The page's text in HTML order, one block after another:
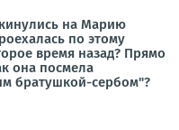
на Марию
по этому
время назад? Прямо
она посмела
братушкой-сербом"?